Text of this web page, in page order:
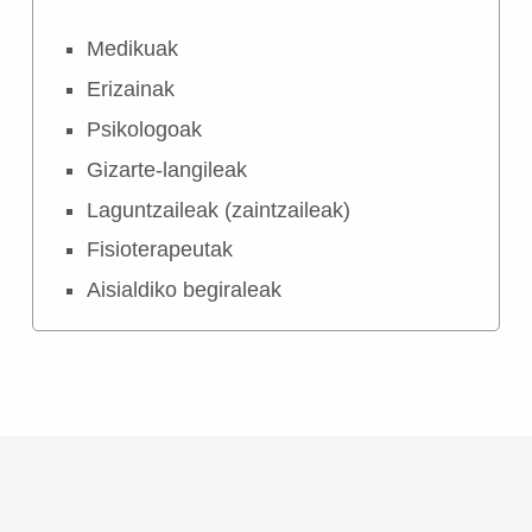
Medikuak
Erizainak
Psikologoak
Gizarte-langileak
Laguntzaileak (zaintzaileak)
Fisioterapeutak
Aisialdiko begiraleak